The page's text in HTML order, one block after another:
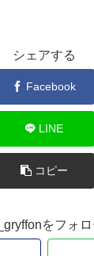
シェアする
Facebook
LINE
コピー
をフォ